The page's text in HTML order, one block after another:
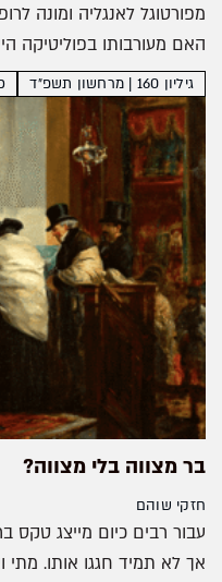
מפורטוגל לאנגליה ומונה
האם מעורבותו בפוליטיקה
במלחמתה נגד ספרד, או
גיליון 160 | מרחשון תשפ״ד
בר מצווה בלי מצווה?
חזקי שוהם
עבור רבים כיום מייצג טקס
אך לא תמיד חגגו אותו. מתי